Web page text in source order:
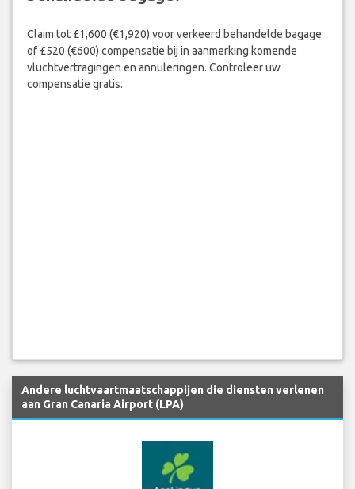
Claim tot £1,600 (€1,920) voor verkeerd behandelde bagage
of £520 (€600) compensatie bij in aanmerking komende
vluchtvertragingen en annuleringen. Controleer uw
compensatie gratis.
Andere luchtvaartmaatschappijen die diensten verlenen
aan Gran Canaria Airport (LPA)